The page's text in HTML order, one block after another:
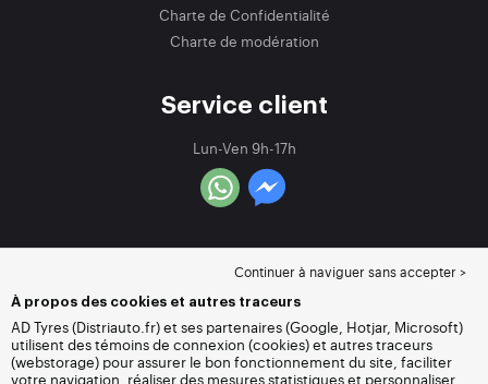
Charte de Confidentialité
Charte de modération
Service client
Lun-Ven 9h-17h
Continuer à naviguer sans accepter >
À propos des cookies et autres traceurs
AD Tyres (Distriauto.fr) et ses partenaires (Google, Hotjar, Microsoft)
utilisent des témoins de connexion (cookies) et autres traceurs
(webstorage) pour assurer le bon fonctionnement du site, faciliter
votre navigation, réaliser des mesures statistiques et personnaliser